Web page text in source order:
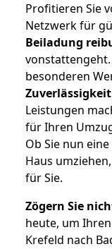
Profitieren Sie
Netzwerk für
Beiladung
besonderen
Leistungen
für Ihren
Ob Sie nun
Haus
für Sie.
Zögern Sie
heute, um
Krefeld nach